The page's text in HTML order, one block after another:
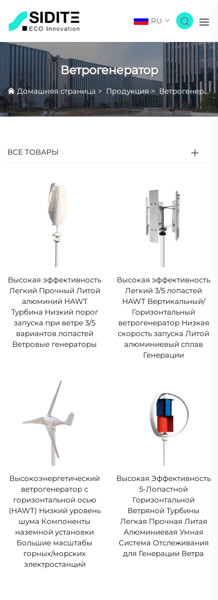
RU
Ветрогенератор
Домашняя страница>Продукция> Ветрогенератор
ВСЕ ТОВАРЫ
Высокая эффективность
Легкий Прочный Литой
алюминий HAWT
Турбина Низкий порог
запуска при ветре 3/5
вариантов лопастей
Ветровые генераторы
Высокая эффективность
Легкий 3/5 лопастей
HAWT Вертикальный/
Горизонтальный
ветрогенератор Низкая
скорость запуска Литой
алюминиевый сплав
Генерации
Высокоэнергетический
ветрогенератор с
горизонтальной осью
(HAWT) Низкий уровень
шума Компоненты
наземной установки
Большие масштабы
горных/морских
электростанций
Высокая Эффективность
5-Лопастной
Горизонтальной
Ветряной Турбины
Легкая Прочная Литая
Алюминиевая Умная
Система Отслеживания
для Генерации Ветра